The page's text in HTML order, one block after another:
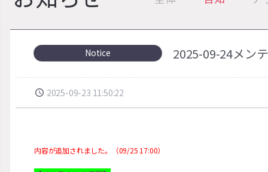
Notice 2025-09-24メン
2025-09-23 11:50:22
内容が追加されました。（09/25 17:00）